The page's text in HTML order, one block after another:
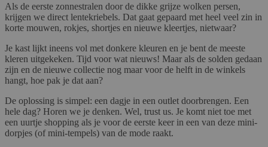
Als de eerste zonnestralen door de dikke grijze wolken persen,
krijgen we direct lentekriebels. Dat gaat gepaard met heel veel zin in
korte mouwen, rokjes, shortjes en nieuwe kleertjes, nietwaar?
Je kast lijkt ineens vol met donkere kleuren en je bent de meeste
kleren uitgekeken. Tijd voor wat nieuws! Maar als de solden gedaan
zijn en de nieuwe collectie nog maar voor de helft in de winkels
hangt, hoe pak je dat aan?
De oplossing is simpel: een dagje in een outlet doorbrengen. Een
hele dag? Horen we je denken. Wel, trust us. Je komt niet toe met
een uurtje shopping als je voor de eerste keer in een van deze mini-
dorpjes (of mini-tempels) van de mode raakt.